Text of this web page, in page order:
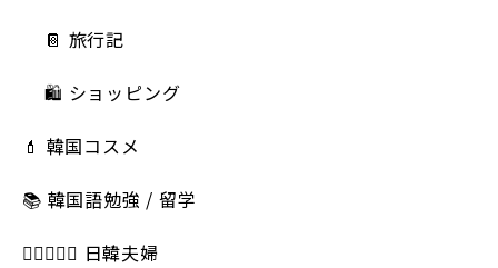
📔 旅行記
🛍️ ショッピング
💄 韓国コスメ
📚 韓国語勉強 / 留学
👩🏻‍❤️‍👨🏻 日韓夫婦